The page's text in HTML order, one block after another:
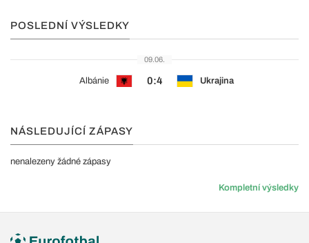
POSLEDNÍ VÝSLEDKY
09.06.
Albánie 0:4 Ukrajina
NÁSLEDUJÍCÍ ZÁPASY
nenalezeny žádné zápasy
Kompletní výsledky